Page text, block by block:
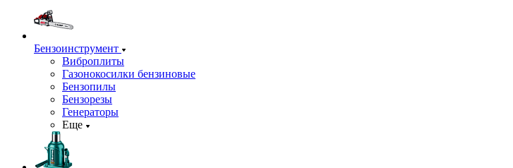
Бензоинструмент
Виброплиты
Газонокосилки бензиновые
Бензопилы
Бензорезы
Генераторы
Еще